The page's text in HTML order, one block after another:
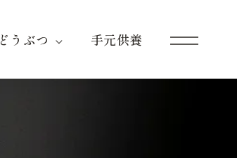
どうぶつ 手元供養